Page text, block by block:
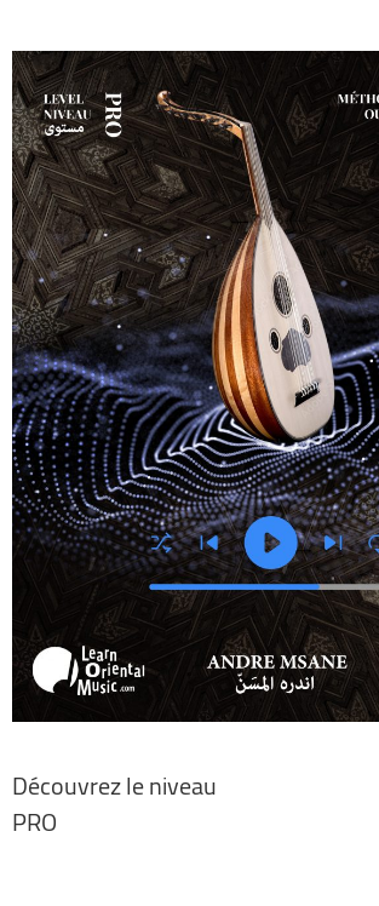
Découvrez le niveau
PRO